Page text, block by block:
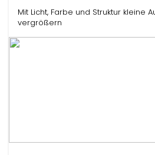
Mit Licht, Farbe und Struktur kleine
vergrößern